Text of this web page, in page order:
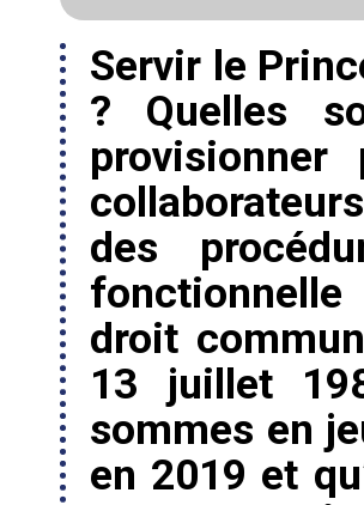
Servir le
? Quelles
des
droit
13 juillet
sommes en
en 2019 et